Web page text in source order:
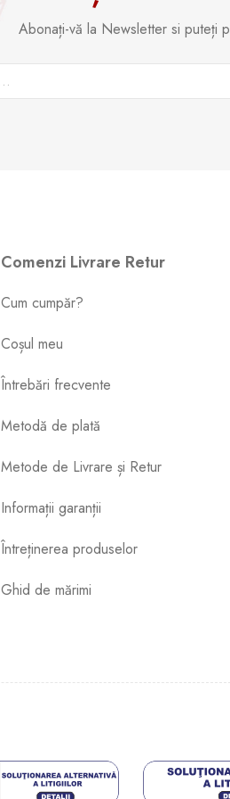
Abonați-vă la Newsletter si puteți
Comenzi Livrare Retur
Cum cumpăr?
Coșul meu
Întrebări frecvente
Metodă de plată
Metode de Livrare și Retur
Informații garanții
Întreținerea produselor
Ghid de mărimi